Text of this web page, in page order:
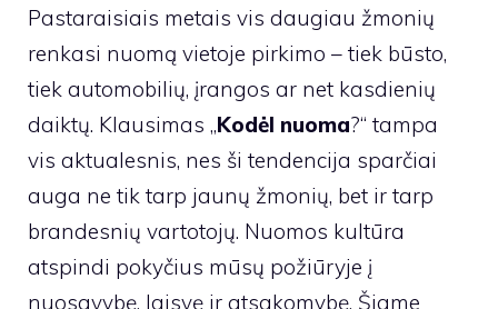
Pastaraisiais metais vis daugiau žmonių
renkasi nuomą vietoje pirkimo – tiek būsto,
tiek automobilių, įrangos ar net kasdienių
daiktų. Klausimas „Kodėl nuoma?“ tampa
vis aktualesnis, nes ši tendencija sparčiai
auga ne tik tarp jaunų žmonių, bet ir tarp
brandesnių vartotojų. Nuomos kultūra
atspindi pokyčius mūsų požiūryje į
nuosavybę, laisvę ir atsakomybę. Šiame